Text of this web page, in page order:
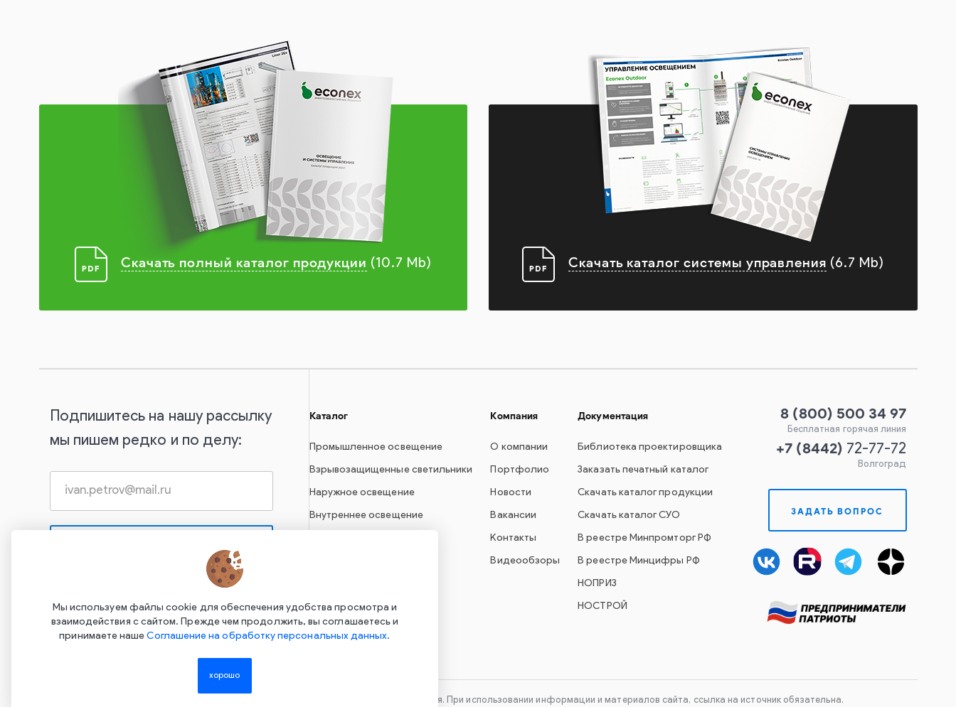
Скачать полный каталог продукции (10.7 Mb) Скачать каталог системы управления (6.7 Mb)
Подпишитесь на нашу рассылку
мы пишем редко и по делу:
Нажимая на эту кнопку, вы даете согласие на
обработку своих персональных данных и
соглашаетесь сПолитикой
конфиденциальности
Каталог
Промышленное освещение
Взрывозащищенные светильники
Наружное освещение
Внутреннее освещение
СУО Econex Outdoor
Компания
О компании
Портфолио
Новости
Вакансии
Контакты
Видеообзоры
Документация
Библиотека проектировщика
Заказать печатный каталог
Скачать каталог продукции
Скачать каталог СУО
В реестре Минпромторг РФ
В реестре Минцифры РФ
НОПРИЗ
НОСТРОЙ
8 (800) 500 34 97
Бесплатная горячая линия
+7 (8442) 72-77-72
Волгоград
ЗАДАТЬ ВОПРОС
Copyright ©2015-2026. Завод Econex. Производство светотехнического оборудования. При использовании информации и материалов сайта, ссылка на источник обязательна.
Мы используем файлы cookie для обеспечения удобства просмотра и
взаимодействия с сайтом. Прежде чем продолжить, вы соглашаетесь и
принимаете нашеСоглашение на обработку персональных данных.
хорошо